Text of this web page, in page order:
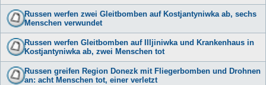
Russen werfen zwei Gleitbomben auf Kostjantyniwka ab, sechs
Menschen verwundet
Russen werfen Gleitbomben auf Illjiniwka und Krankenhaus in
Kostjantyniwka ab, zwei Menschen tot
Russen greifen Region Donezk mit Fliegerbomben und Drohnen
an: acht Menschen tot, einer verletzt